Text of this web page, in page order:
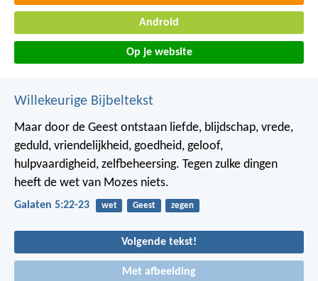
Android
Op je website
Willekeurige Bijbeltekst
Maar door de Geest ontstaan liefde, blijdschap, vrede,
geduld, vriendelijkheid, goedheid, geloof,
hulpvaardigheid, zelfbeheersing. Tegen zulke dingen
heeft de wet van Mozes niets.
Galaten 5:22-23 wet Geest zegen
Volgende tekst!
Met afbeelding